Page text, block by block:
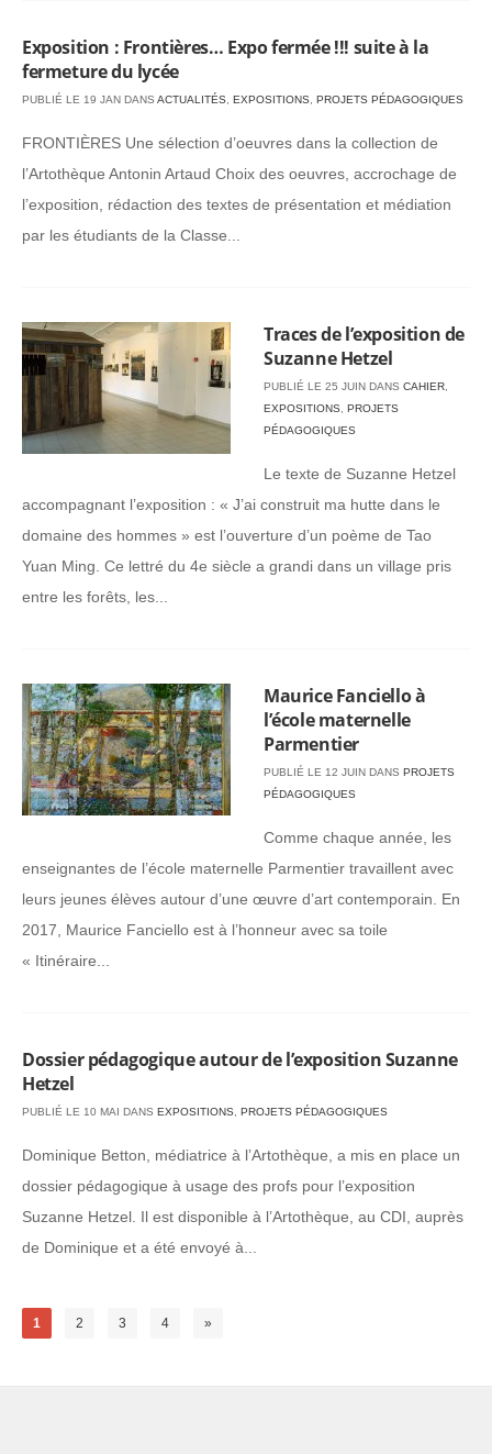
Exposition : Frontières… Expo fermée !!! suite à la
fermeture du lycée
PUBLIÉ LE 19 JAN DANS ACTUALITÉS EXPOSITIONS PROJETS PÉDAGOGIQUES
FRONTIÈRES Une sélection d’oeuvres dans la collection de
l’Artothèque Antonin Artaud Choix des oeuvres, accrochage de
l’exposition, rédaction des textes de présentation et médiation
par les étudiants de la Classe...
Traces de l’exposition de
Suzanne Hetzel
PUBLIÉ LE 25 JUIN DANS CAHIER
EXPOSITIONS
PROJETS
PÉDAGOGIQUES
Le texte de Suzanne Hetzel
accompagnant l’exposition : « J’ai construit ma hutte dans le
domaine des hommes » est l’ouverture d’un poème de Tao
Yuan Ming. Ce lettré du 4e siècle a grandi dans un village pris
entre les forêts, les...
Maurice Fanciello à
l’école maternelle
Parmentier
PUBLIÉ LE 12 JUIN DANS PROJETS
PÉDAGOGIQUES
Comme chaque année, les
enseignantes de l’école maternelle Parmentier travaillent avec
leurs jeunes élèves autour d’une œuvre d’art contemporain. En
2017, Maurice Fanciello est à l’honneur avec sa toile
« Itinéraire...
Dossier pédagogique autour de l’exposition Suzanne
Hetzel
PUBLIÉ LE 10 MAI DANS EXPOSITIONS PROJETS PÉDAGOGIQUES
Dominique Betton, médiatrice à l’Artothèque, a mis en place un
dossier pédagogique à usage des profs pour l’exposition
Suzanne Hetzel. Il est disponible à l’Artothèque, au CDI, auprès
de Dominique et a été envoyé à...
1 2 3 4 »